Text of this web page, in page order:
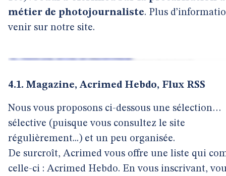
métier de photojournaliste. Plus
venir sur notre site.
4.1. Magazine, Acrimed Hebdo, Flux RSS
Nous vous proposons ci-dessous une sélection…
sélective (puisque vous consultez le site
régulièrement...) et un peu organisée.
De surcroît, Acrimed vous offre une liste qui
celle-ci : Acrimed Hebdo. En vous inscrivant,